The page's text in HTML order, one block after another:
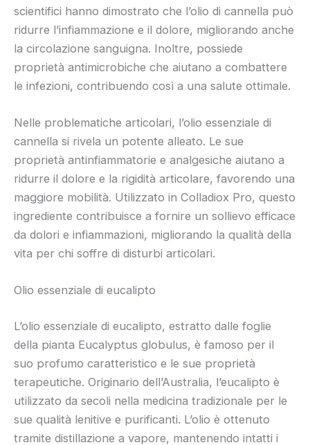
scientifici hanno dimostrato che l’olio di cannella può
ridurre l’infiammazione e il dolore, migliorando anche
la circolazione sanguigna. Inoltre, possiede
proprietà antimicrobiche che aiutano a combattere
le infezioni, contribuendo così a una salute ottimale.
Nelle problematiche articolari, l’olio essenziale di
cannella si rivela un potente alleato. Le sue
proprietà antinfiammatorie e analgesiche aiutano a
ridurre il dolore e la rigidità articolare, favorendo una
maggiore mobilità. Utilizzato in Colladiox Pro, questo
ingrediente contribuisce a fornire un sollievo efficace
da dolori e infiammazioni, migliorando la qualità della
vita per chi soffre di disturbi articolari.
Olio essenziale di eucalipto
L’olio essenziale di eucalipto, estratto dalle foglie
della pianta Eucalyptus globulus, è famoso per il
suo profumo caratteristico e le sue proprietà
terapeutiche. Originario dell’Australia, l’eucalipto è
utilizzato da secoli nella medicina tradizionale per le
sue qualità lenitive e purificanti. L’olio è ottenuto
tramite distillazione a vapore, mantenendo intatti i